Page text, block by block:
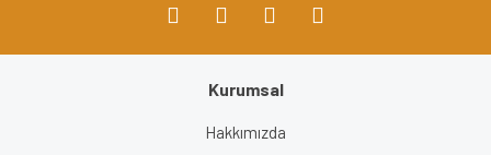
Kurumsal
Hakkımızda